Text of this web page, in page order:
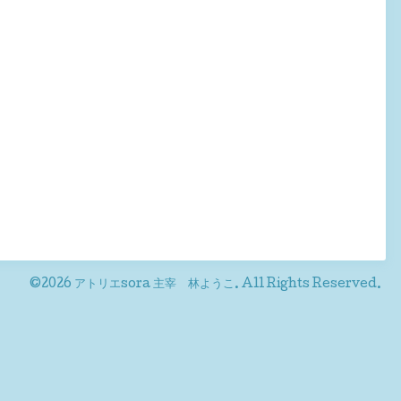
©2026 アトリエsora 主宰 林ようこ . All Rights Reserved.